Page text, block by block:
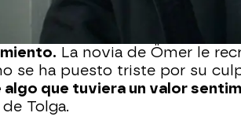
Leyla y Süsen
La novia de Ömer le
se ha puesto triste por su
algo que tuviera un valor
Tolga.